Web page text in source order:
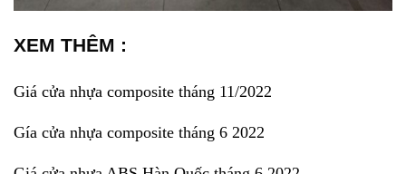
XEM THÊM :
Giá cửa nhựa composite tháng 11/2022
Gía cửa nhựa composite tháng 6 2022